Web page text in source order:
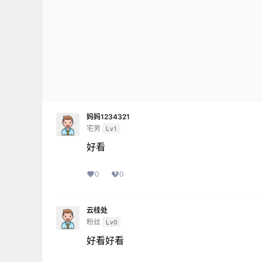
妈妈1234321
宅男
Lv1
好看
0 0
云桂处
粉丝
Lv0
好看好看